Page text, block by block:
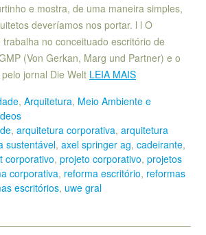
e mostra, de uma maneira simples,
deveríamos nos portar. l l O
no conceituado escritório de
(Von Gerkan, Marg und Partner) e o
jornal Die Welt LEIA MAIS
, Arquitetura, Meio Ambiente e
, arquitetura corporativa, arquitetura
sustentável, axel springer ag, cadeirante,
corporativo, projeto corporativo, projetos
corporativa, reforma escritório, reformas
escritórios, uwe gral